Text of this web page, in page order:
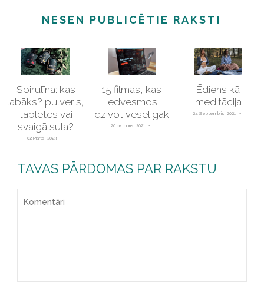
NESEN PUBLICĒTIE RAKSTI
Spirulīna: kas
labāks? pulveris,
tabletes vai
svaigā sula?
02 Marts, 2023
15 filmas, kas
iedvesmos
dzīvot veselīgāk
20 oktobris, 2021
Ēdiens kā
meditācija
24 Septembris, 2021
TAVAS PĀRDOMAS PAR RAKSTU